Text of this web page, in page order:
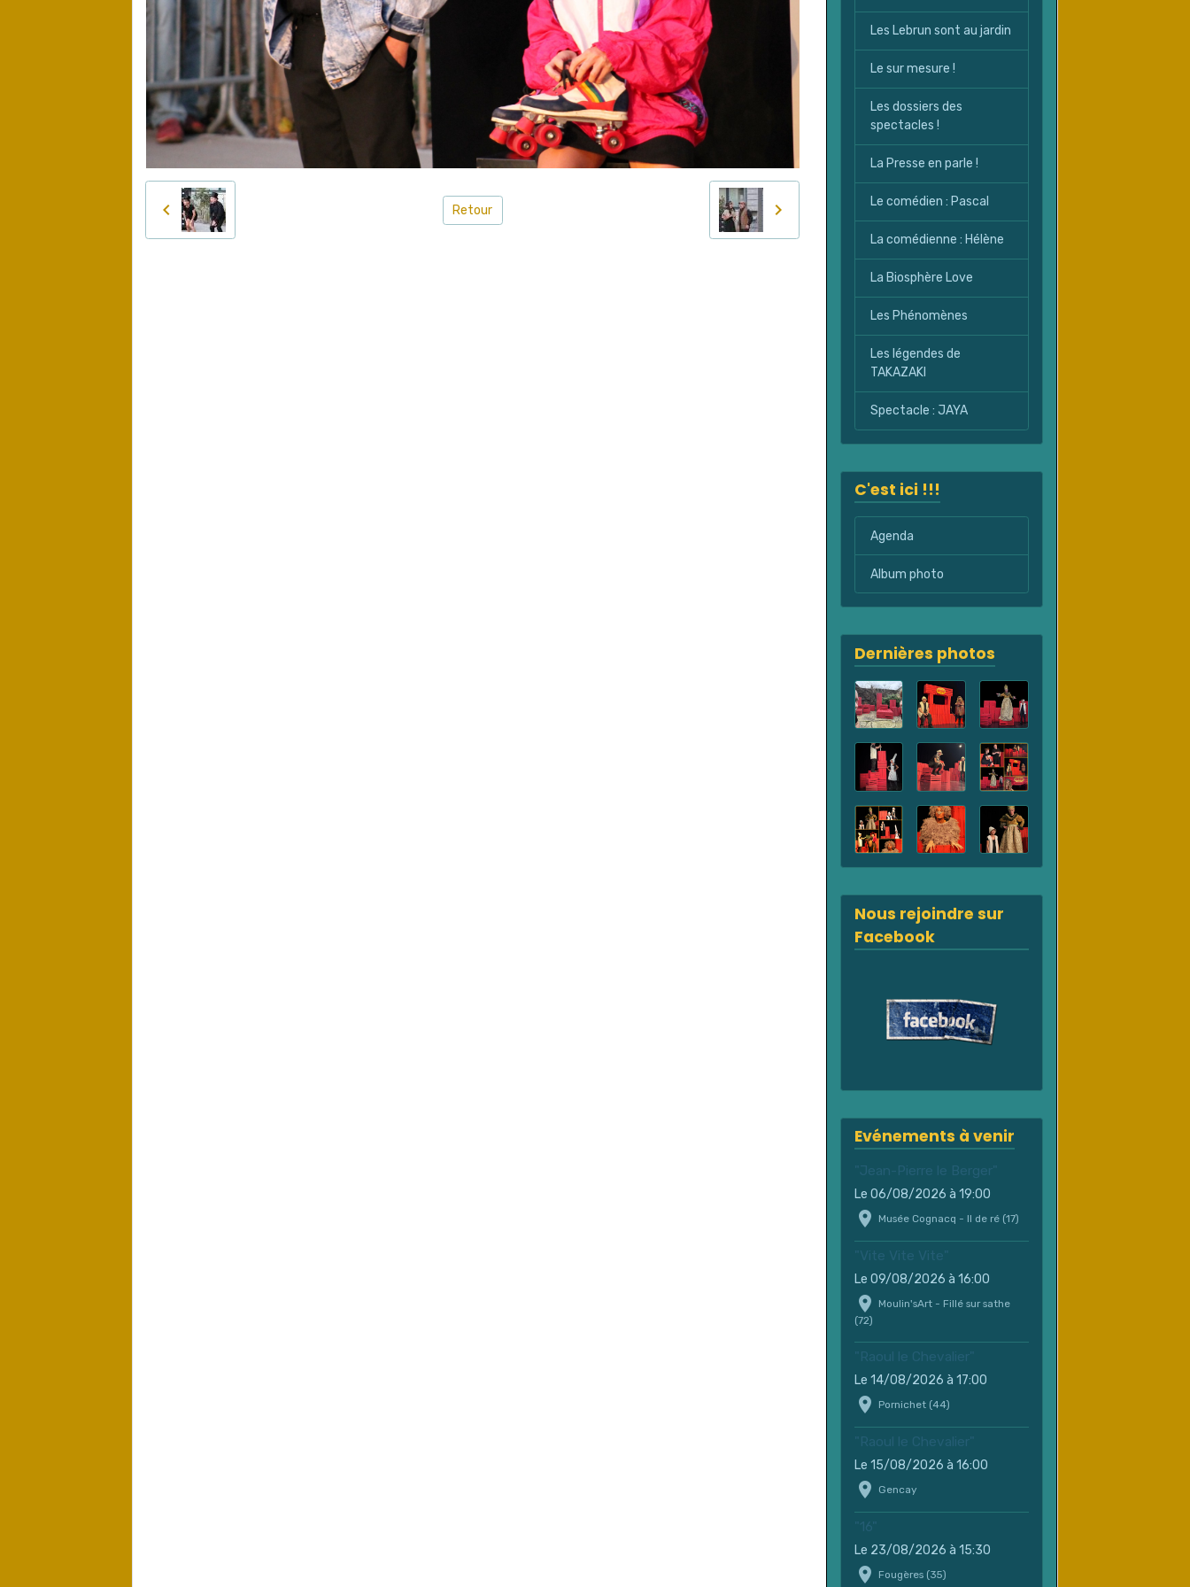
Retour
Les Lebrun sont au jardin
Le sur mesure !
Les dossiers des
spectacles !
La Presse en parle !
Le comédien : Pascal
La comédienne : Hélène
La Biosphère Love
Les Phénomènes
Les légendes de
TAKAZAKI
Spectacle : JAYA
C'est ici !!!
Agenda
Album photo
Dernières photos
Nous rejoindre sur
Facebook
Evénements à venir
"Jean-Pierre le Berger"
Le 06/08/2026 à 19:00
Musée Cognacq - Il de ré (17)
"Vite Vite Vite"
Le 09/08/2026 à 16:00
Moulin'sArt - Fillé sur sathe
(72)
"Raoul le Chevalier"
Le 14/08/2026 à 17:00
Pornichet (44)
"Raoul le Chevalier"
Le 15/08/2026 à 16:00
Gencay
"16"
Le 23/08/2026 à 15:30
Fougères (35)